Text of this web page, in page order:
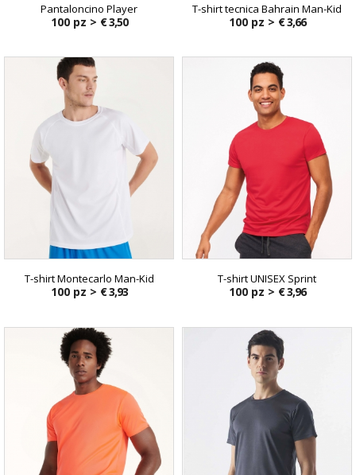
Pantaloncino Player
100 pz > € 3,50
T-shirt tecnica Bahrain Man-Kid
100 pz > € 3,66
T-shirt Montecarlo Man-Kid
100 pz > € 3,93
T-shirt UNISEX Sprint
100 pz > € 3,96